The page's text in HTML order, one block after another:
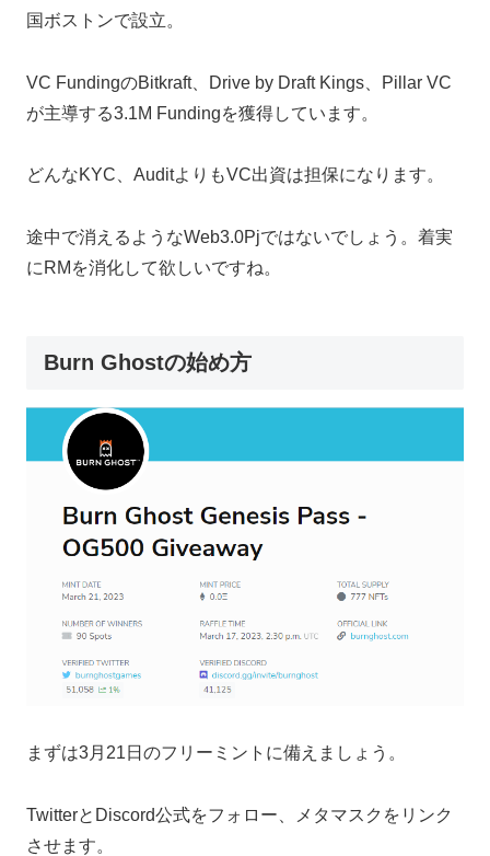
国ボストンで設立。
VC FundingのBitkraft、Drive by Draft Kings、Pillar VC
が主導する3.1M Fundingを獲得しています。
どんなKYC、AuditよりもVC出資は担保になります。
途中で消えるようなWeb3.0Pjではないでしょう。着実
にRMを消化して欲しいですね。
Burn Ghostの始め方
まずは3月21日のフリーミントに備えましょう。
TwitterとDiscord公式をフォロー、メタマスクをリンク
させます。